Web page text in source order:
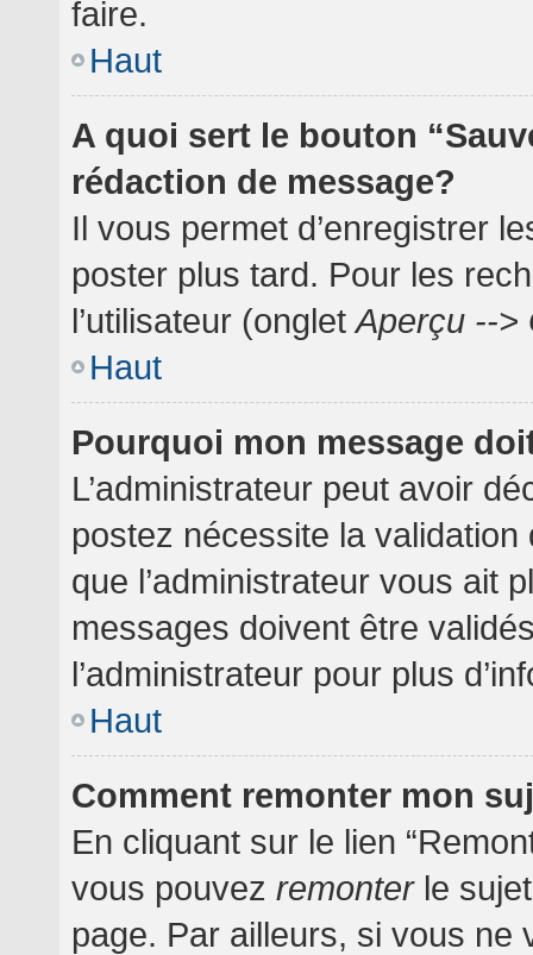
faire.
Haut
A quoi sert le bouton
rédaction de message?
Il vous permet d’enregistrer
poster plus tard. Pour les
l’utilisateur (ongletAperçu -->
Haut
Pourquoi mon message
L’administrateur peut avoir
postez nécessite la
que l’administrateur vous ait
messages doivent être
l’administrateur pour plus
Haut
Comment remonter mon
En cliquant sur le lien
vous pouvez remonterle
page. Par ailleurs, si vous ne